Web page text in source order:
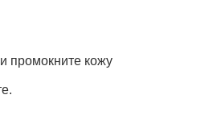
промокните кожу